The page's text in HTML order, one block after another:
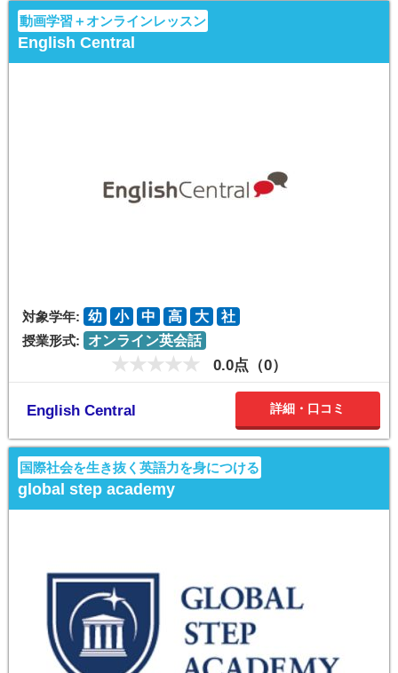
動画学習＋オンラインレッスン
English Central
対象学年: 幼 小 中 高 大
社
授業形式:
オンライン英会話
0.0点（0）
English Central 詳細・口コミ
国際社会を生き抜く英語力を身につける
global step academy